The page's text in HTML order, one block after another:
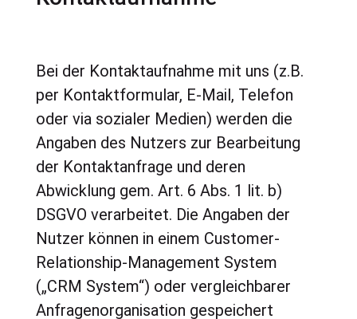
Bei der Kontaktaufnahme mit uns (z.B.
per Kontaktformular, E-Mail, Telefon
oder via sozialer Medien) werden die
Angaben des Nutzers zur Bearbeitung
der Kontaktanfrage und deren
Abwicklung gem. Art. 6 Abs. 1 lit. b)
DSGVO verarbeitet. Die Angaben der
Nutzer können in einem Customer-
Relationship-Management System
(„CRM System“) oder vergleichbarer
Anfragenorganisation gespeichert